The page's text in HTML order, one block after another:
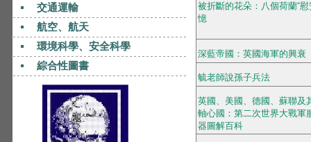
交通運輸
航空、航天
環境科學、安全科學
綜合性圖書
被折斷的花朵：八個荷蘭“
憶
深藍帝國：英國海軍的興衰
毓老師說孫​​子兵法
英國、美國、德國、蘇聯及
軸心國：第二次世界大戰軍
器圖解百科